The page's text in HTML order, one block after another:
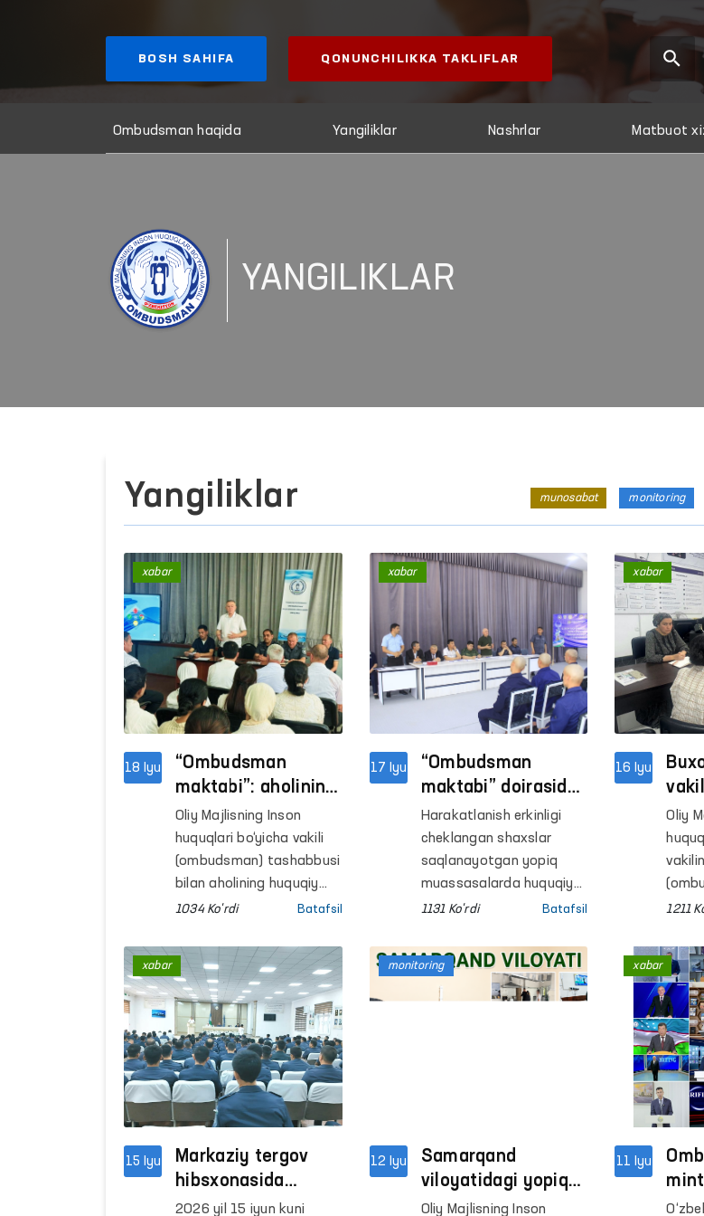
BOSH SAHIFA QONUNCHILIKKA TAKLIFLAR
Ombudsman haqida Yangiliklar Nashrlar Matbuot
YANGILIKLAR
Yangiliklar munosabat monitoring
18 Iyu
“Ombudsman
maktabi”: aholining
huquqiy
xabardorligini
oshirishga
qaratilgan tadbirlar
davom etmoqda
Oliy Majlisning Inson
huquqlari bo‘yicha vakili
(ombudsman) tashabbusi
bilan aholining huquqiy
xabardorligini oshirishga
maktabi” platformasi
doirasida hududlarda
aholi bilan ochiq
muloqotlar
o‘tkazilmoqda.
1034 Ko'rdi Batafsil
xabar
17 Iyu
“Ombudsman
maktabi” doirasida
mahkumlar uchun
ochiq muloqotlar
o‘tkazilmoqda
Harakatlanish erkinligi
cheklangan shaxslar
saqlanayotgan yopiq
muassasalarda huquqiy
bilim va ko‘nikmalarni
“Ombudsman maktabi”
platformasi doirasidagi
tadbirlar davom
1131 Ko'rdi Batafsil
xabar
16 Iyu
Oliy
1211
xabar
15 Iyu
Markaziy tergov
hibsxonasida
“Ombudsman
2026 yil 15 iyun kuni
xabar
12 Iyu
Samarqand
viloyatidagi yopiq
muassasalarda
Oliy Majlisning Inson
monitoring
11 Iyu
xabar